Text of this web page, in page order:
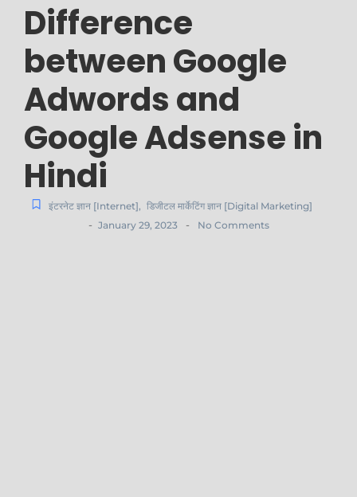
Difference
between Google
Adwords and
Google Adsense in
Hindi
इंटरनेट ज्ञान [Internet], डिजीटल मार्केटिंग ज्ञान [Digital Marketing]
- January 29, 2023 - No Comments